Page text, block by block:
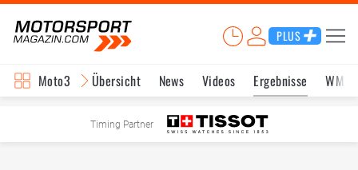
PLUS
Moto3 Übersicht News Videos Ergebnisse WM-
Timing Partner